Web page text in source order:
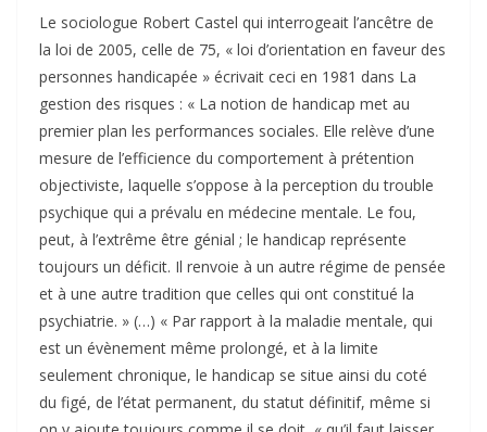
Le sociologue Robert Castel qui interrogeait l’ancêtre de
la loi de 2005, celle de 75, « loi d’orientation en faveur des
personnes handicapée » écrivait ceci en 1981 dans La
gestion des risques : « La notion de handicap met au
premier plan les performances sociales. Elle relève d’une
mesure de l’efficience du comportement à prétention
objectiviste, laquelle s’oppose à la perception du trouble
psychique qui a prévalu en médecine mentale. Le fou,
peut, à l’extrême être génial ; le handicap représente
toujours un déficit. Il renvoie à un autre régime de pensée
et à une autre tradition que celles qui ont constitué la
psychiatrie. » (…) « Par rapport à la maladie mentale, qui
est un évènement même prolongé, et à la limite
seulement chronique, le handicap se situe ainsi du coté
du figé, de l’état permanent, du statut définitif, même si